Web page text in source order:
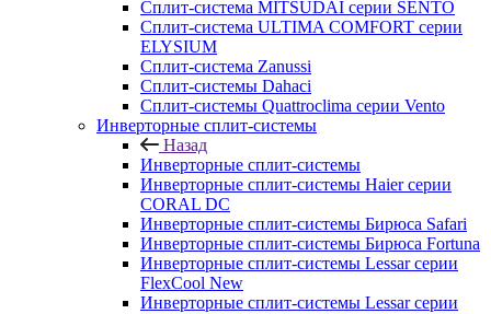
Сплит-система MITSUDAI серии SENTO
Сплит-система ULTIMA COMFORT серии
ELYSIUM
Сплит-система Zanussi
Сплит-системы Dahaci
Сплит-системы Quattroclima серии Vento
Инверторные сплит-системы
Назад
Инверторные сплит-системы
Инверторные сплит-системы Haier серии
CORAL DC
Инверторные сплит-системы Бирюса Safari
Инверторные сплит-системы Бирюса Fortuna
Инверторные сплит-системы Lessar серии
FlexCool New
Инверторные сплит-системы Lessar серии